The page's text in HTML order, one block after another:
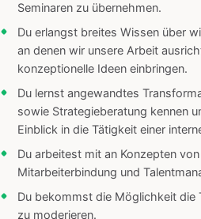
Seminaren zu übernehmen.
Du erlangst breites Wissen über
an denen wir unsere Arbeit
konzeptionelle Ideen einbringen.
Du lernst angewandtes
sowie Strategieberatung kennen
Einblick in die Tätigkeit einer
Du arbeitest mit an Konzepten
Mitarbeiterbindung und
Du bekommst die Möglichkeit die
zu moderieren.